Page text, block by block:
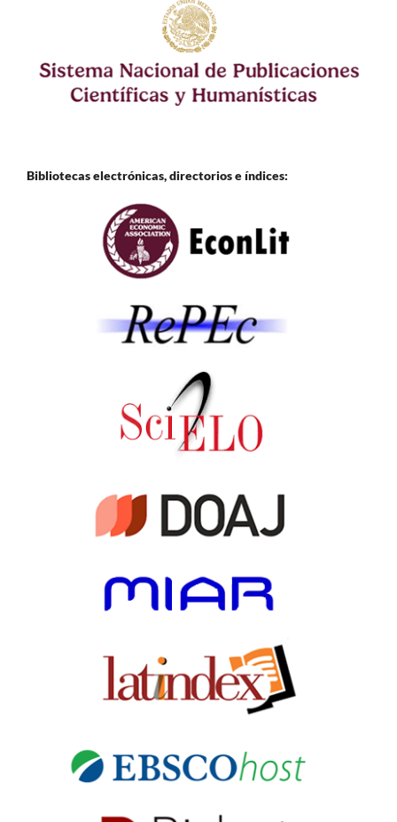
Bibliotecas electrónicas, directorios e índices: